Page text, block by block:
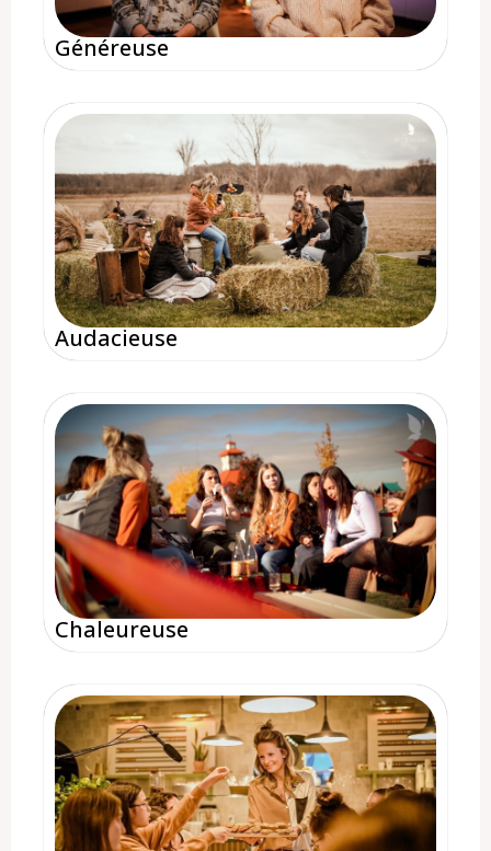
Généreuse
Audacieuse
Chaleureuse